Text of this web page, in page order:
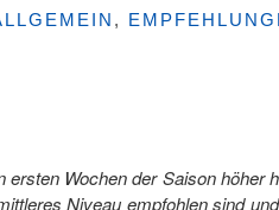
,
Wochen der Saison
Niveau empfohlen sind